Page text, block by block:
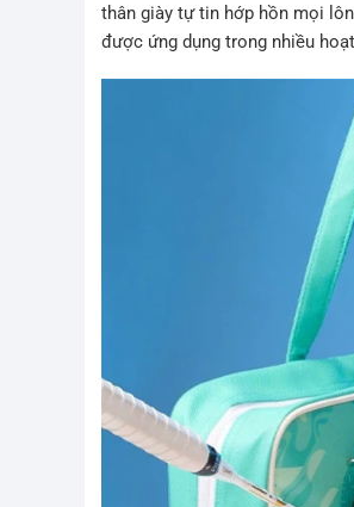
thân giày tự tin hớp hồn mọi
được ứng dụng trong nhiều